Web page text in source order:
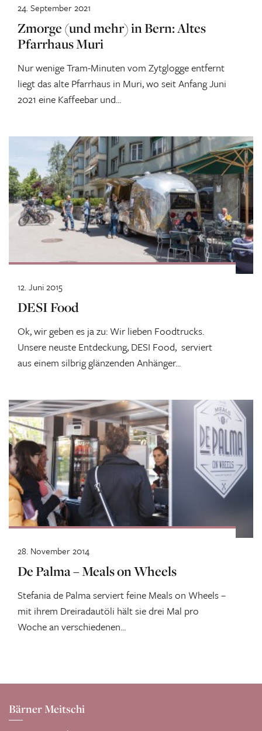
Zmorge (und mehr) in Bern: Altes
Pfarrhaus Muri
Nur wenige Tram-Minuten vom Zytglogge entfernt
liegt das alte Pfarrhaus in Muri, wo seit Anfang Juni
2021 eine Kaffeebar und...
24. September 2021
DESI Food
Ok, wir geben es ja zu: Wir lieben Foodtrucks.
Unsere neuste Entdeckung, DESI Food, serviert
aus einem silbrig glänzenden Anhänger...
12. Juni 2015
De Palma – Meals on Wheels
Stefania de Palma serviert feine Meals on Wheels –
mit ihrem Dreiradautöli hält sie drei Mal pro
Woche an verschiedenen...
28. November 2014
Bärner Meitschi